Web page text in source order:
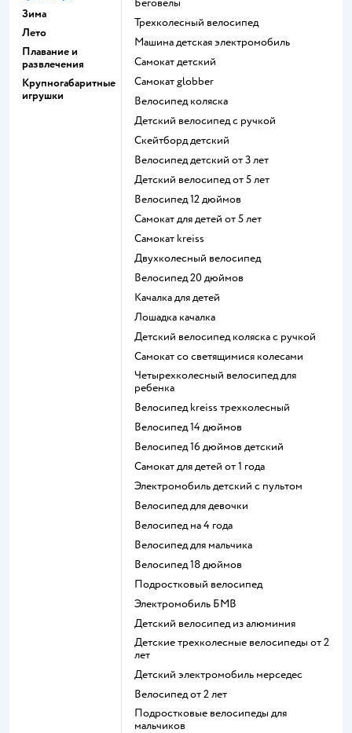
Зима
Лето
Плавание и
развлечения
Крупногабаритные
игрушки
Беговелы
Трехколесный велосипед
Машина детская электромобиль
Самокат детский
Самокат globber
Велосипед коляска
Детский велосипед с ручкой
Скейтборд детский
Велосипед детский от 3 лет
Детский велосипед от 5 лет
Велосипед 12 дюймов
Самокат для детей от 5 лет
Самокат kreiss
Двухколесный велосипед
Велосипед 20 дюймов
Качалка для детей
Лошадка качалка
Детский велосипед коляска с ручкой
Самокат со светящимися колесами
Четырехколесный велосипед для
ребенка
Велосипед kreiss трехколесный
Велосипед 14 дюймов
Велосипед 16 дюймов детский
Самокат для детей от 1 года
Электромобиль детский с пультом
Велосипед для девочки
Велосипед на 4 года
Велосипед для мальчика
Велосипед 18 дюймов
Подростковый велосипед
Электромобиль БМВ
Детский велосипед из алюминия
Детские трехколесные велосипеды от 2
лет
Детский электромобиль мерседес
Велосипед от 2 лет
Подростковые велосипеды для
мальчиков